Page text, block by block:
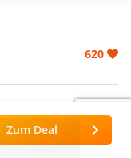
620
600
Zum Deal